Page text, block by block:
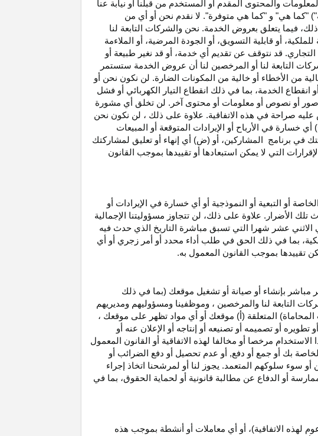
والمحتوى المقدم أو المستخدم من قبلنا أو نيابة عنا
"كما هي" و "كما هي متوفرة". لا نقدم نحن أو أي من
ذلك، فيما يتعلق بعروض الخدمة. نحن والشركات التابعة لنا
أو قابلية التسويق، أو الجودة المرضية، أو الملاءمة
قد نتوقف عن تقديم أي خدمة، أو قد نغير طبيعة أو
التابعة لنا أو المرخصين لنا أن عروض الخدمة ستستمر
من الأخطاء أو خالية من المكونات الضارة. لن نكون نحن أو
انقطاع الخدمة، بما في ذلك انقطاع
التيار الكهربائي أو فشل
صور أو نصوص أو معلومات أو محتوى آخر. لن تخلق أي مشورة
صراحة في هذه الاتفاقية. علاوة على ذلك ، لن نكون نحن
أي خسارة في
الأرباح أو الإيرادات المتوقعة أو المبيعات
في برنامج المشاركين، أو (ض) أي إنهاء أو تعليق لمشاركتك
التي لا يمكن استبعادها أو تقييدها بموجب القانون
أو التبعية أو النموذجية أو أي خسارة في الإيرادات أو
تلك الأضرار. علاوة على ذلك، لن تتجاوز مسؤوليتنا الإجمالية
الاثني عشر شهرا التي تسبق مباشرة التاريخ الذي حدث فيه
بما في ذلك الحق في طلب أداء محدد أو أمر زجري أو أي
تقييدها بموجب القانون المعمول به.
بإنشاء أو صيانة أو تشغيل موقعك (بما في ذلك
التابعة لنا والمرخصين ، وموظفينا ومسؤوليهم ومديريهم
المحاماة) المتعلقة (أ) موقعك أو أي مواد تظهر على موقعك ،
أو تصميمه أو تصنيعه أو إنتاجه أو الإعلان عنه أو
مرخصا أو مخالفا لهذه الاتفاقية أو القانون المعمول
بك أو جمع أو دفع, أو عدم تحصيل أو دفع الضرائب أو
سوء سلوكهم المتعمد. يجوز لنا أو لمرشحنا اتخاذ إجراء
أو الدفاع عن مطالبة قانونية أو لحماية الحقوق، بما في
لهذه الاتفاقية)، أو أي معاملات أو أنشطة بموجب هذه